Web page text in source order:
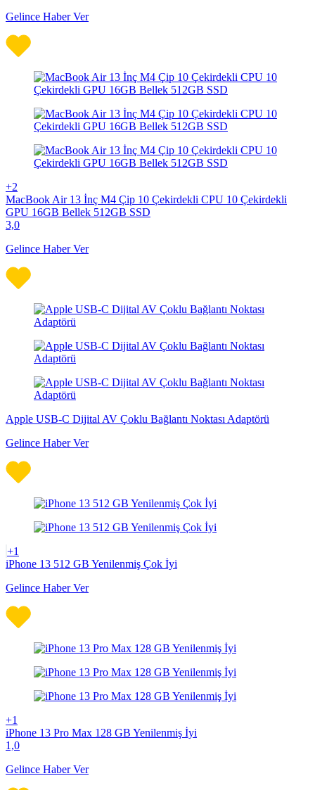
Gelince Haber Ver
+2
MacBook Air 13 İnç M4 Çip 10 Çekirdekli CPU 10 Çekirdekli
GPU 16GB Bellek 512GB SSD
3,0
Gelince Haber Ver
Apple USB-C Dijital AV Çoklu Bağlantı Noktası Adaptörü
Gelince Haber Ver
+1
iPhone 13 512 GB Yenilenmiş Çok İyi
Gelince Haber Ver
+1
iPhone 13 Pro Max 128 GB Yenilenmiş İyi
1,0
Gelince Haber Ver